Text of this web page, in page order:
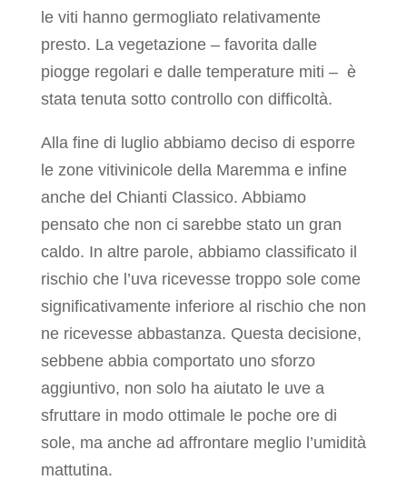
le viti hanno germogliato relativamente
presto. La vegetazione – favorita dalle
piogge regolari e dalle temperature miti – è
stata tenuta sotto controllo con difficoltà.
Alla fine di luglio abbiamo deciso di esporre
le zone vitivinicole della Maremma e infine
anche del Chianti Classico. Abbiamo
pensato che non ci sarebbe stato un gran
caldo. In altre parole, abbiamo classificato il
rischio che l’uva ricevesse troppo sole come
significativamente inferiore al rischio che non
ne ricevesse abbastanza. Questa decisione,
sebbene abbia comportato uno sforzo
aggiuntivo, non solo ha aiutato le uve a
sfruttare in modo ottimale le poche ore di
sole, ma anche ad affrontare meglio l’umidità
mattutina.